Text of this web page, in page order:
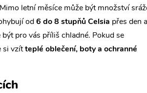
letní měsíce může být množství
od6 do 8 stupňů Celsia přes den a
pro vás příliš chladné. Pokud se
si vzítteplé oblečení, boty a ochranné